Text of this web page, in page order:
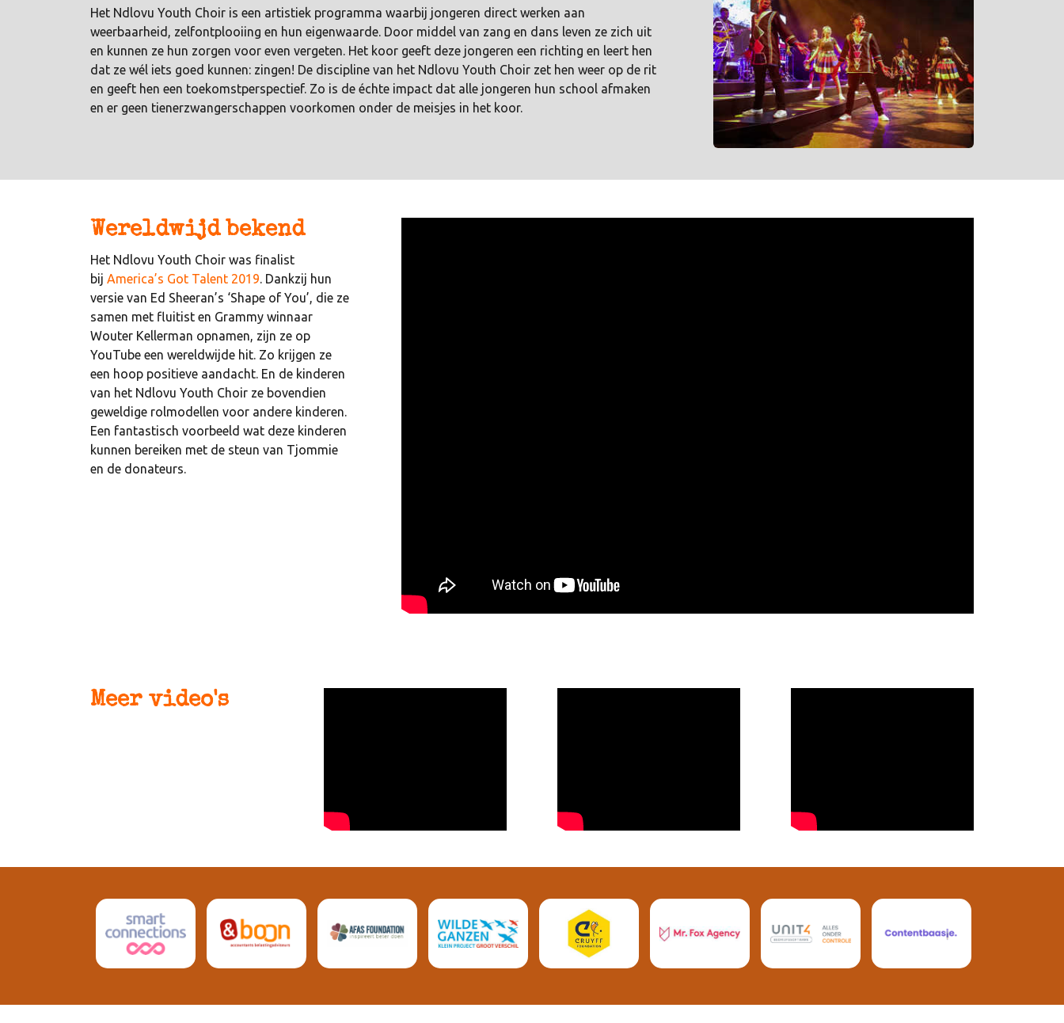
Het Ndlovu Youth Choir is een artistiek programma waarbij jongeren direct werken aan
weerbaarheid, zelfontplooiing en hun eigenwaarde. Door middel van zang en dans leven ze zich uit
en kunnen ze hun zorgen voor even vergeten. Het koor geeft deze jongeren een richting en leert hen
dat ze wél iets goed kunnen: zingen! De discipline van het Ndlovu Youth Choir zet hen weer op de rit
en geeft hen een toekomstperspectief. Zo is de échte impact dat alle jongeren hun school afmaken
en er geen tienerzwangerschappen voorkomen onder de meisjes in het koor.
Wereldwijd bekend
Het Ndlovu Youth Choir was finalist
bij America’s Got Talent 2019. Dankzij hun
versie van Ed Sheeran’s ‘Shape of You’, die ze
samen met fluitist en Grammy winnaar
Wouter Kellerman opnamen, zijn ze op
YouTube een wereldwijde hit. Zo krijgen ze
een hoop positieve aandacht. En de kinderen
van het Ndlovu Youth Choir ze bovendien
geweldige rolmodellen voor andere kinderen.
Een fantastisch voorbeeld wat deze kinderen
kunnen bereiken met de steun van Tjommie
en de donateurs.
Meer video's